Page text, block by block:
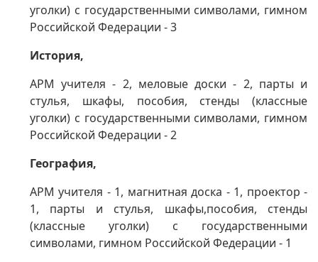
уголки) с государственными символами, гимном
Российской Федерации - 3
История,
АРМ учителя - 2, меловые доски - 2, парты и
стулья, шкафы, пособия, стенды (классные
уголки) с государственными символами, гимном
Российской Федерации - 2
География,
АРМ учителя - 1, магнитная доска - 1, проектор -
1, парты и стулья, шкафы,пособия, стенды
(классные уголки) с государственными
символами, гимном Российской Федерации - 1